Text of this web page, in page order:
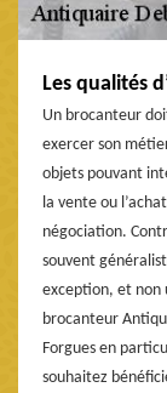
Les qualités
Un brocanteur
exercer son
objets pouvant
la vente ou
négociation.
souvent
exception, et non
brocanteur
Forgues en
souhaitez